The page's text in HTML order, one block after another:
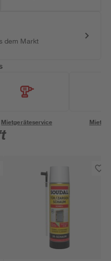
dem Markt
Mietgeräteservice